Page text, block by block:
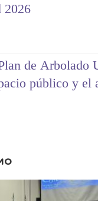
2026
de Arbolado
público y el